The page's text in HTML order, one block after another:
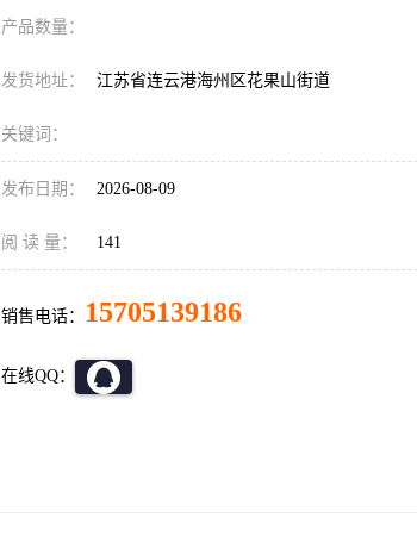
产品数量：
发货地址： 江苏省连云港海州区花果山街道
关键词：
发布日期： 2026-08-09
阅 读 量： 141
销售电话： 15705139186
在线QQ：